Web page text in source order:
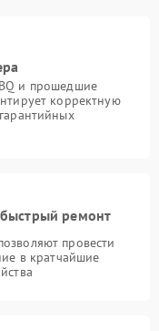
и прошедшие
корректную
быстрый ремонт
провести
в кратчайшие